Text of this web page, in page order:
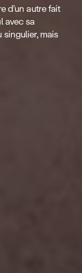
d’un autre fait
avec sa
mais